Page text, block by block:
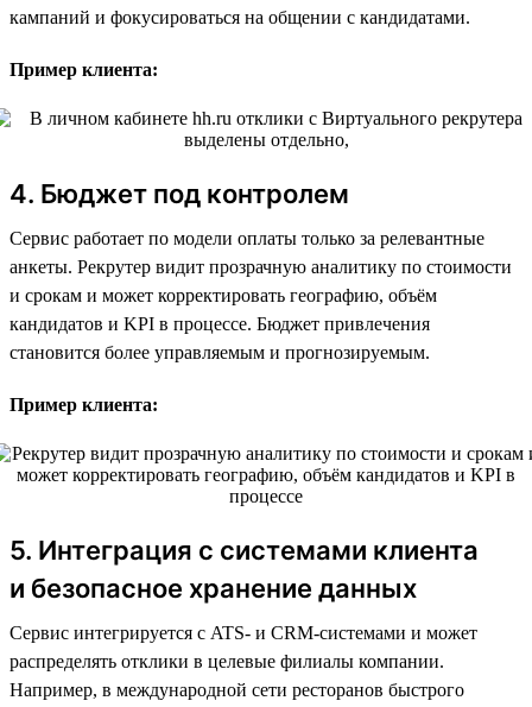
кампаний и фокусироваться на общении с кандидатами.
Пример клиента:
4. Бюджет под контролем
Сервис работает по модели оплаты только за релевантные
анкеты. Рекрутер видит прозрачную аналитику по стоимости
и срокам и может корректировать географию, объём
кандидатов и KPI в процессе. Бюджет привлечения
становится более управляемым и прогнозируемым.
Пример клиента:
5. Интеграция с системами клиента
и безопасное хранение данных
Сервис интегрируется с ATS- и CRM-системами и может
распределять отклики в целевые филиалы компании.
Например, в международной сети ресторанов быстрого